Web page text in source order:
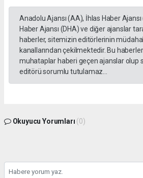
Anadolu Ajansı (AA), İhlas Haber
Haber Ajansı (DHA) ve diğer ajanslar
haberler, sitemizin editörlerinin
kanallarından çekilmektedir. Bu
muhataplar haberi geçen ajanslar olup
editörü sorumlu tutulamaz...
Okuyucu Yorumları (0)